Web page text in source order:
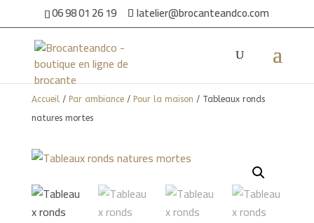
06 98 01 26 19 latelier@brocanteandco.com
Accueil/ Par ambiance/ Pour la maison / Tableaux ronds
natures mortes